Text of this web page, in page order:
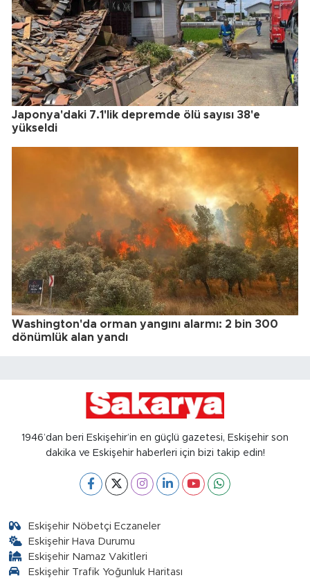
Japonya'daki 7.1'lik depremde ölü sayısı 38'e
yükseldi
Washington'da orman yangını alarmı: 2 bin 300
dönümlük alan yandı
1946’dan beri Eskişehir’in en güçlü gazetesi, Eskişehir son
dakika ve Eskişehir haberleri için bizi takip edin!
Eskişehir Nöbetçi Eczaneler
Eskişehir Hava Durumu
Eskişehir Namaz Vakitleri
Eskişehir Trafik Yoğunluk Haritası